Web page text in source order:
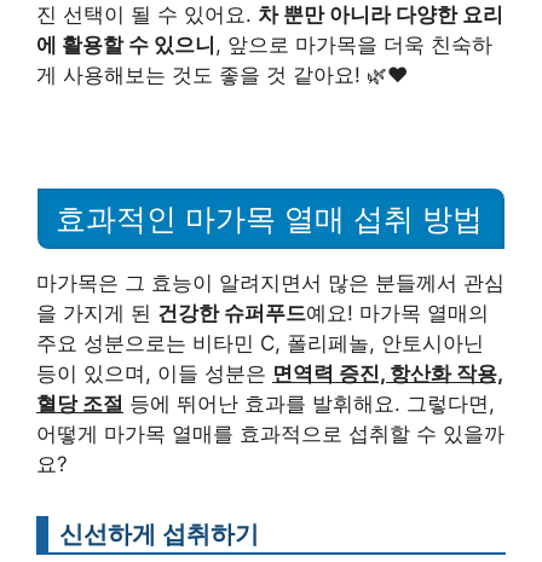
진 선택이 될 수 있어요. 차 뿐만 아니라 다양한 요리
에 활용할 수 있으니 , 앞으로 마가목을 더욱 친숙하
게 사용해보는 것도 좋을 것 같아요! 🌿❤️
효과적인 마가목 열매 섭취 방법
마가목은 그 효능이 알려지면서 많은 분들께서 관심
을 가지게 된 건강한 슈퍼푸드예요! 마가목 열매의
주요 성분으로는 비타민 C, 폴리페놀, 안토시아닌
등이 있으며, 이들 성분은 면역력 증진, 항산화 작용,
혈당 조절 등에 뛰어난 효과를 발휘해요. 그렇다면,
어떻게 마가목 열매를 효과적으로 섭취할 수 있을까
요?
신선하게 섭취하기